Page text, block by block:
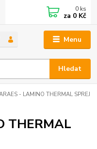
Menu
Hledat
0 ks
za 0 Kč
- LAMINO THERMAL SPREJ
THERMAL